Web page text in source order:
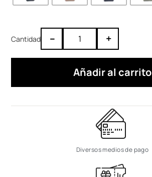
– +
Añadir al carrito
Diversos medios de pago